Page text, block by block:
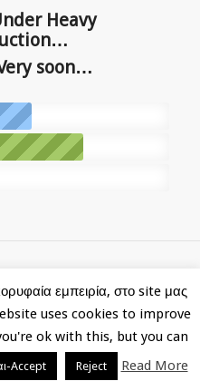
Heavy
soon…
εμπειρία, στο site μας
uses cookies to improve
ok with this, but you can
Accept Reject Read More